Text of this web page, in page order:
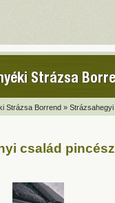
Strázsa
Strázsa Borrend »
család